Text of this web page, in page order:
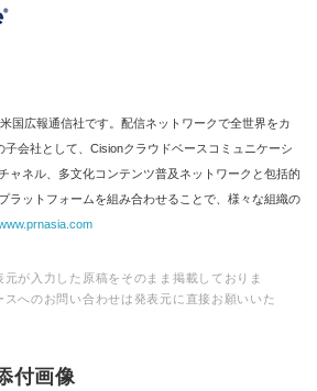
国広報通信社です。配信ネットワークで全世界をカ
子会社として、Cisionクラウドベースコミュニケーシ
ャネル、多文化コンテンツ普及ネットワークと包括的
ラットフォームを組み合わせることで、様々な組織の
が入力した原稿をそのまま掲載しておりま
へのお問い合わせは発表元に直接お願いいた
付画像